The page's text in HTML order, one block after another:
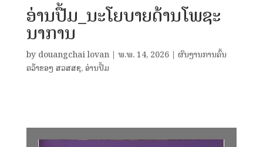
ອ່ານປື້ມ_ນະໂຍບາຍດ້ານໂພຊະ
ນາການ
by douangchai lovan| ພ.ພ. 14, 2026| ຜົນງານການຄົ້ນ
ຄວ້າຂອງ ສວສສຊ,ອ່ານປຶ້ມ